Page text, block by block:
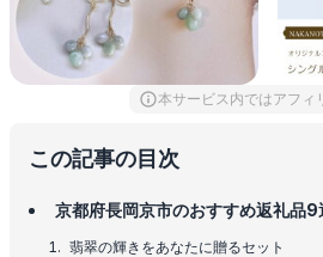
本サービス内ではアフィ
この記事の目次
京都府長岡京市のおすすめ返礼品9
翡翠の輝きをあなたに贈るセット